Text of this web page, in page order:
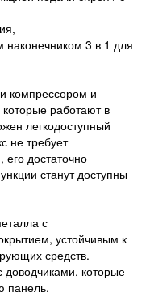
наконечником 3 в 1 для
компрессором и
работают в
легкодоступный
не требует
его достаточно
станут доступны
с
устойчивым к
средств.
которые
панель.